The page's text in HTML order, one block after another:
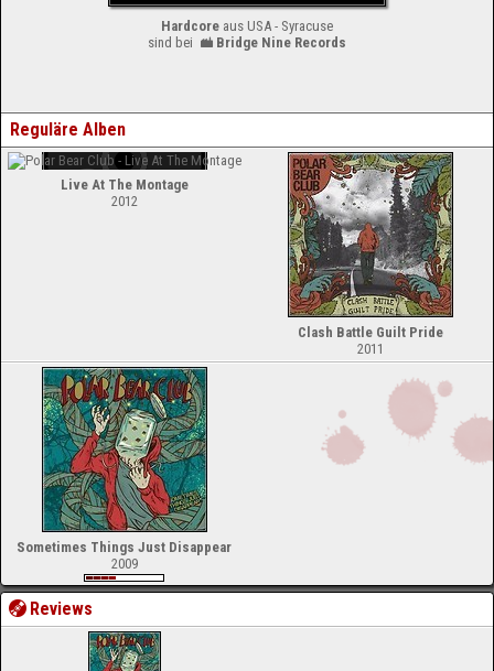
Hardcore aus USA - Syracuse
sind bei
Bridge Nine Records
Reguläre Alben
Live At The Montage
2012
Clash Battle Guilt Pride
2011
Sometimes Things Just Disappear
2009
Reviews